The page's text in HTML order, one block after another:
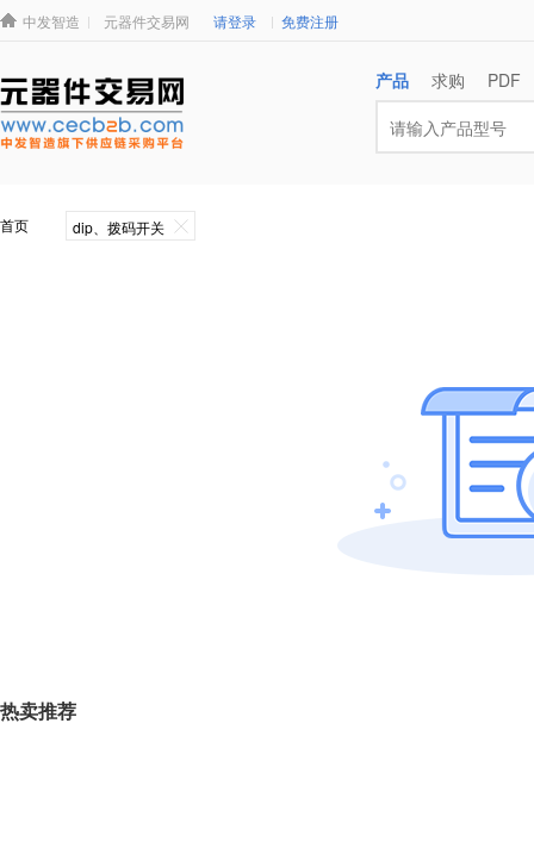
中发智造 元器件交易网 请登录 免费注册
产品 求购 PDF
首页 dip、拨码开关
热卖推荐